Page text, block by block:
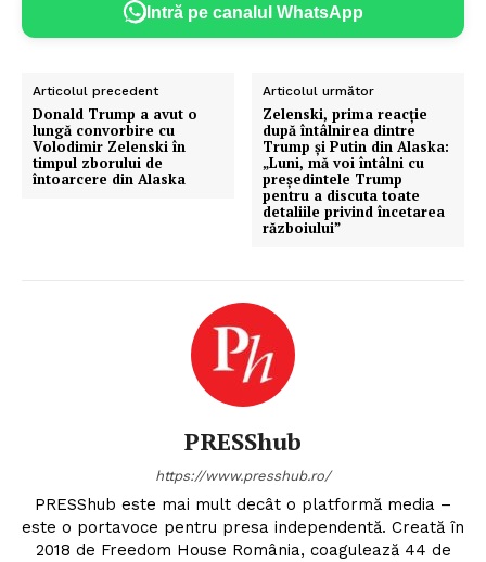
Intră pe canalul WhatsApp
Articolul precedent
Donald Trump a avut o
lungă convorbire cu
Volodimir Zelenski în
timpul zborului de
întoarcere din Alaska
Articolul următor
Zelenski, prima reacție
după întâlnirea dintre
Trump și Putin din Alaska:
„Luni, mă voi întâlni cu
președintele Trump
pentru a discuta toate
detaliile privind încetarea
războiului”
PRESShub
https://www.presshub.ro/
PRESShub este mai mult decât o platformă media –
este o portavoce pentru presa independentă. Creată în
2018 de Freedom House România, coagulează 44 de